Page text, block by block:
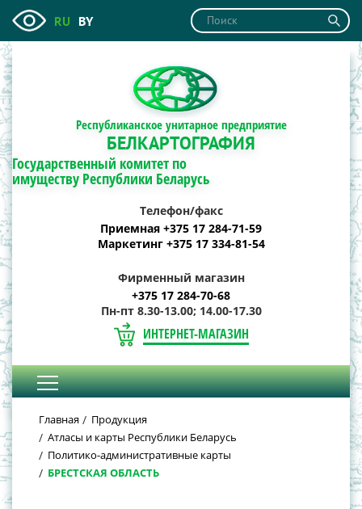
RU BY
Республиканское унитарное предприятие
БЕЛКАРТОГРАФИЯ
Государственный комитет по
имуществу Республики Беларусь
Телефон/факс
Приемная +375 17 284-71-59
Маркетинг +375 17 334-81-54
Фирменный магазин
+375 17 284-70-68
Пн-пт 8.30-13.00; 14.00-17.30
ИНТЕРНЕТ-МАГАЗИН
Главная
Продукция
Атласы и карты Республики Беларусь
Политико-административные карты
БРЕСТСКАЯ ОБЛАСТЬ